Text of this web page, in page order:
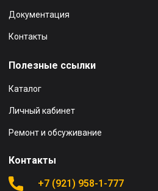
Документация
Контакты
Полезные ссылки
Каталог
Личный кабинет
Ремонт и обсуживание
Контакты
+7 (921) 958-1-777